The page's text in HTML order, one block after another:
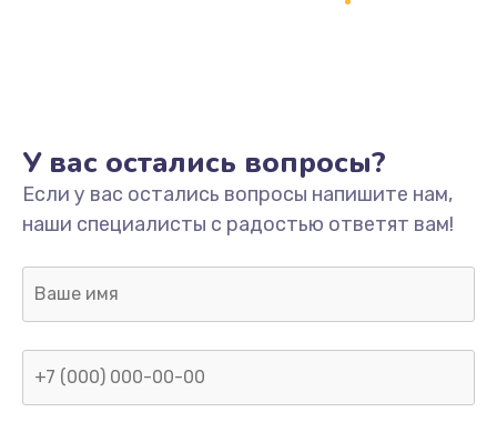
Не включается
1400 руб.
Заказать
Нет звука
800 руб.
У вас остались вопросы?
Если у вас остались вопросы напишите нам,
наши специалисты с радостью ответят вам!